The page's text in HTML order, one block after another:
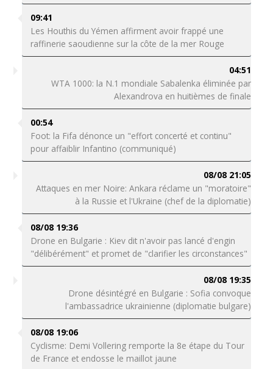
09:41
Les Houthis du Yémen affirment avoir frappé une
raffinerie saoudienne sur la côte de la mer Rouge
04:51
WTA 1000: la N.1 mondiale Sabalenka éliminée par
Alexandrova en huitièmes de finale
00:54
Foot: la Fifa dénonce un "effort concerté et continu"
pour affaiblir Infantino (communiqué)
08/08 21:05
Attaques en mer Noire: Ankara réclame un "moratoire"
à la Russie et l'Ukraine (chef de la diplomatie)
08/08 19:36
Drone en Bulgarie : Kiev dit n'avoir pas lancé d'engin
"délibérément" et promet de "clarifier les circonstances"
08/08 19:35
Drone désintégré en Bulgarie : Sofia convoque
l'ambassadrice ukrainienne (diplomatie bulgare)
08/08 19:06
Cyclisme: Demi Vollering remporte la 8e étape du Tour
de France et endosse le maillot jaune